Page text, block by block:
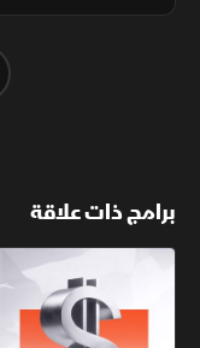
برامج ذات علاقة
الأسواق الأميركية